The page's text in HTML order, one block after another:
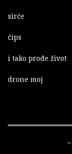
sirće
čips
i tako prođe život
drone moj